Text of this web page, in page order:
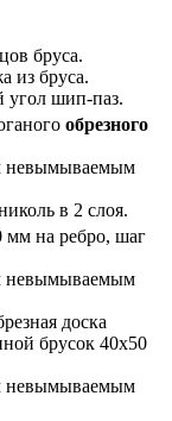
бруса.
из бруса.
угол шип-паз.
обрезного
невымываемым
в 2 слоя.
мм на ребро, шаг
невымываемым
доска
брусок 40х50
невымываемым